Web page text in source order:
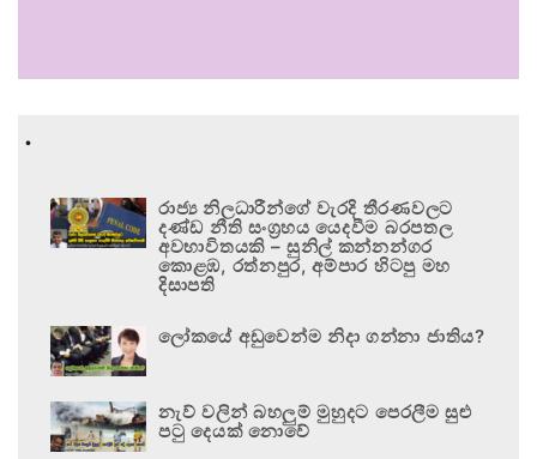
.
රාජ්‍ය නිලධාරීන්ගේ වැරදි තීරණවලට
දණ්ඩ නීති සංග්‍රහය යෙදවීම බරපතල
අවභාවිතයකි – සුනිල් කන්නන්ගර
කොළඹ, රත්නපුර, අම්පාර හිටපු මහ
දිසාපති
ලෝකයේ අඩුවෙන්ම නිදා ගන්නා ජාතිය?
නැව් වලින් බහලුම් මුහුදට පෙරලීම සුළු
පටු දෙයක් නොවේ